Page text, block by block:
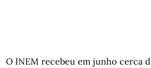
O INEM recebeu em junho cerca